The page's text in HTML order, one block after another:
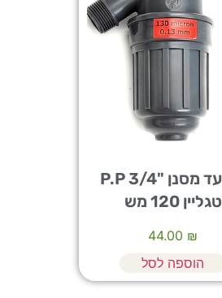
עמיעד מסנן "P.P 3/4
טגליין 120 מש
₪
הוספה לסל